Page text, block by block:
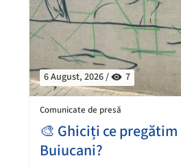
6 August, 2026 / 7
Comunicate de presă
🎨 Ghiciți ce
Buiucani?